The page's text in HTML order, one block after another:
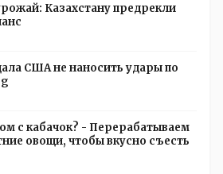
Казахстану предрекли
США не наносить удары по
с кабачок? - Перерабатываем
овощи, чтобы вкусно съесть